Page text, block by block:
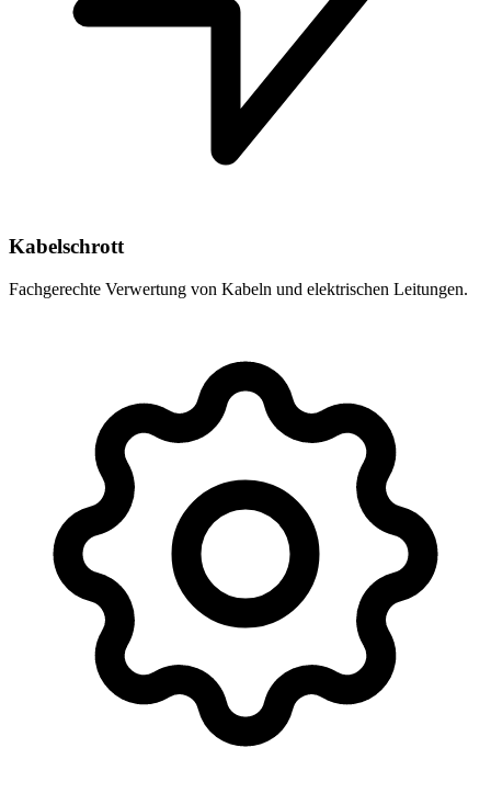
Kabelschrott
Fachgerechte Verwertung von Kabeln und elektrischen Leitungen.